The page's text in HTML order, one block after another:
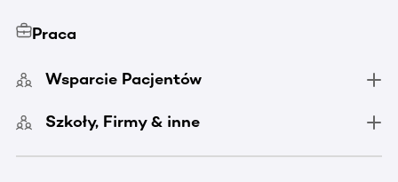
Praca
Wsparcie Pacjentów
Szkoły, Firmy & inne